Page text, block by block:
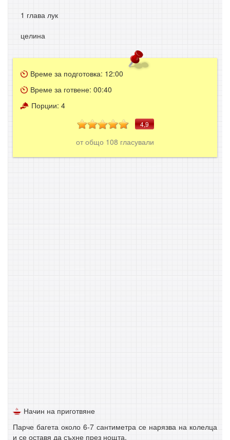
1 глава лук
целина
Време за подготовка: 12:00
Време за готвене: 00:40
Порции: 4
4,9
от общо 108 гласували
Начин на приготвяне
Парче багета около 6-7 сантиметра се нарязва на колелца
и се оставя да съхне през нощта.